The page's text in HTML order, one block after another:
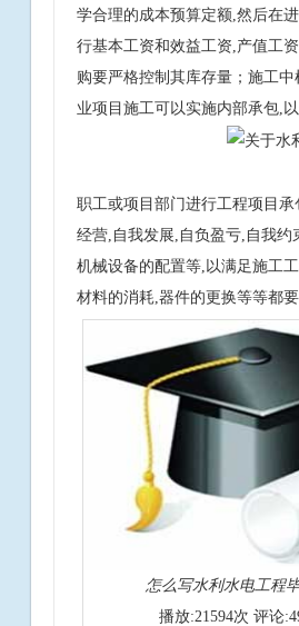
学合理的成本预算定额,然后在
行基本工资和效益工资,产值工
购要严格控制其库存量；施工
业项目施工可以实施内部承包,
职工或项目部门进行工程项目
经营,自我发展,自负盈亏,自我约
机械设备的配置等,以满足施工
材料的消耗,器件的更换等等都
怎么写水利水电工程
播放:21594次 评论